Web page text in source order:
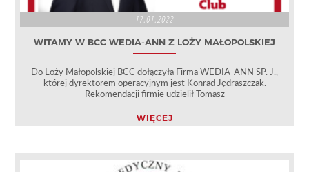
17.01.2022
WITAMY W BCC WEDIA-ANN Z LOŻY MAŁOPOLSKIEJ
Do Loży Małopolskiej BCC dołączyła Firma WEDIA-ANN SP. J.,
której dyrektorem operacyjnym jest Konrad Jędraszczak.
Rekomendacji firmie udzielił Tomasz
WIĘCEJ